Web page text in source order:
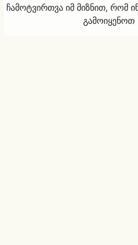
ჩამოტვირთვა იმ მიზნით, რომ
გამოიყენოთ